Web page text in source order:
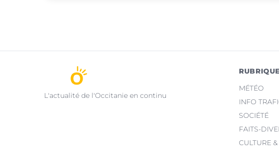
L'actualité de l'Occitanie en continu
MÉTÉO
INFO
SOCIÉTÉ
FAITS-
CULTURE